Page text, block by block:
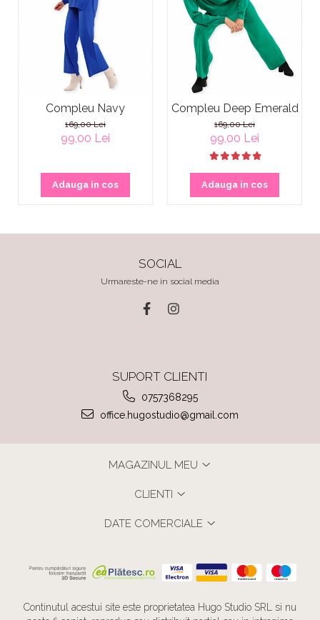
Compleu Navy
169,00 Lei
99,00 Lei
Adauga in cos
Compleu Deep Emerald
169,00 Lei
99,00 Lei
Adauga in cos
SOCIAL
Urmareste-ne in social media
SUPORT CLIENTI
0757368295
office.hugostudio@gmail.com
MAGAZINUL MEU
CLIENTI
DATE COMERCIALE
Continutul acestui site este proprietatea Hugo Studio SRL si nu